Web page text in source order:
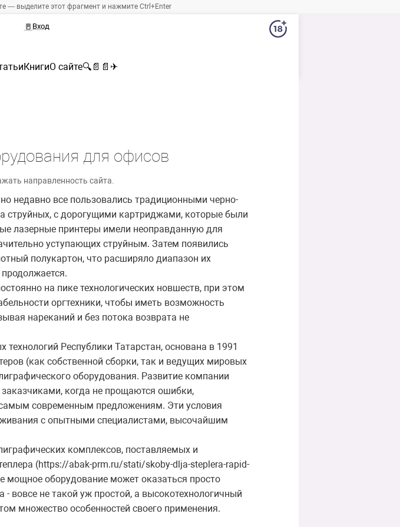
— выделите этот фрагмент и нажмите Ctrl+Enter
🚪 Вход
КнигиО сайте🔍 📄 📄 ✈
для офисов
направленность сайта.
недавно все пользовались традиционными черно-
струйных, с дорогущими картриджами, которые были
лазерные принтеры имели неоправданную для
уступающих струйным. Затем появились
полукартон, что расширяло диапазон их
на пике технологических новшеств, при этом
оргтехники, чтобы иметь возможность
нареканий и без потока возврата не
Республики Татарстан, основана в 1991
(как собственной сборки, так и ведущих мировых
оборудования. Развитие компании
когда не прощаются ошибки,
самым современным предложениям. Эти условия
с опытными специалистами, высочайшим
комплексов, поставляемых и
(https://abak-prm.ru/stati/skoby-dlja-steplera-rapid-
мощное оборудование может оказаться просто
вовсе не такой уж простой, а высокотехнологичный
множество особенностей своего применения.